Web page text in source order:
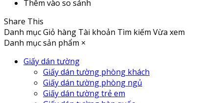
Thêm vào so sánh
Share This
Danh mụcGiỏ hàng Tài khoản Tìm kiếm Vừa xem
Danh mục sản phẩm ×
Giấy dán tường
Giấy dán tường phòng khách
Giấy dán tường phòng ngủ
Giấy dán tường trẻ em